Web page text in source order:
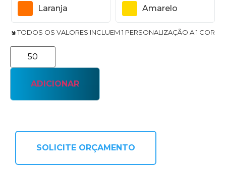
Laranja Amarelo
🢆 TODOS OS VALORES INCLUEM 1 PERSONALIZAÇÃO A 1 COR
ADICIONAR
SOLICITE ORÇAMENTO